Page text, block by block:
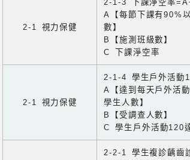
2-1 視力保健
2-1-3 下課淨空率
A【每節下課有90%
數】
B【施測班級數】
C 下課淨空率
2-1 視力保健
2-1-4 學生戶外活動
A【達到每天戶外活
學生人數】
B【受調查人數】
C 學生戶外活動120
2-2-1 學生複診齲齒